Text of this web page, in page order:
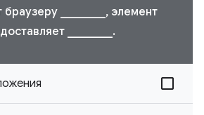
________, элемент
________.